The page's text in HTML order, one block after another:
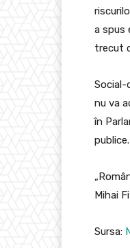
a spus
trecut
Social-
nu va
în
publice.
Mihai
Sursa: